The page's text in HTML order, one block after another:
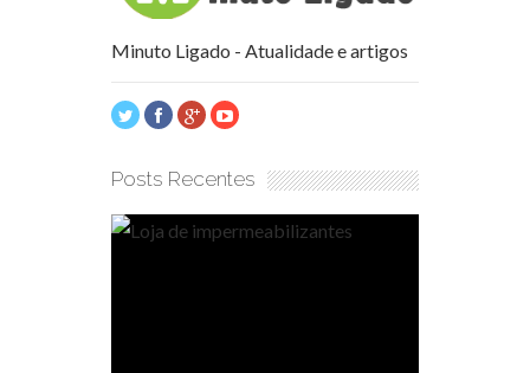
Minuto Ligado - Atualidade e artigos
Posts Recentes